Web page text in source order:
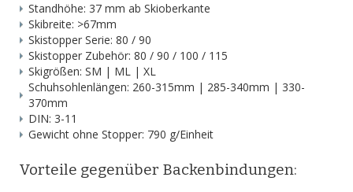
Standhöhe: 37 mm ab Skioberkante
Skibreite: >67mm
Skistopper Serie: 80 / 90
Skistopper Zubehör: 80 / 90 / 100 / 115
Skigrößen: SM | ML | XL
Schuhsohlenlängen: 260-315mm | 285-340mm | 330-
370mm
DIN: 3-11
Gewicht ohne Stopper: 790 g/Einheit
Vorteile gegenüber Backenbindungen: